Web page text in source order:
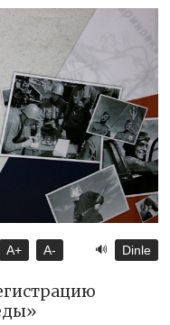
A+ A- 🔊 Dinle